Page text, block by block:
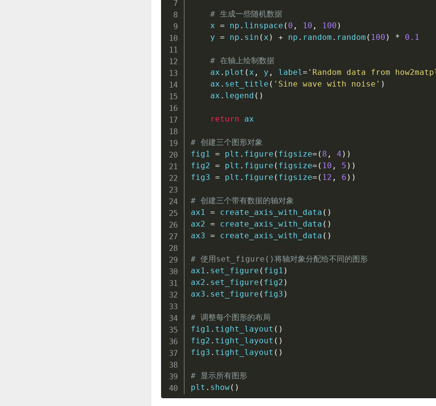
# 生成一些随机数据
    x
= np . linspace ( 0 , 10 , 100 )
    y
= np . sin ( x ) + np . random . random ( 100 ) * 0.1
# 在轴上绘制数据
    ax
. plot ( x , y , label= 'Random data from
    ax
. set_title ( 'Sine wave with noise' )
    ax
. legend ( )
return ax
# 创建三个图形对象
fig1 = plt . figure ( figsize= ( 8 , 4 ) )
fig2 = plt . figure ( figsize= ( 10 , 5 ) )
fig3 = plt . figure ( figsize= ( 12 , 6 ) )
# 创建三个带有数据的轴对象
ax1 = create_axis_with_data ( )
ax2 = create_axis_with_data ( )
ax3 = create_axis_with_data ( )
# 使用set_figure()将轴对象分配给不同的图形
ax1 . set_figure ( fig1 )
ax2 . set_figure ( fig2 )
ax3 . set_figure ( fig3 )
# 调整每个图形的布局
fig1 . tight_layout ( )
fig2 . tight_layout ( )
fig3 . tight_layout ( )
# 显示所有图形
plt . show( )